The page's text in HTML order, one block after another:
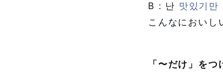
B : 난 맛있기만
こんなにおいし
「〜だけ」を